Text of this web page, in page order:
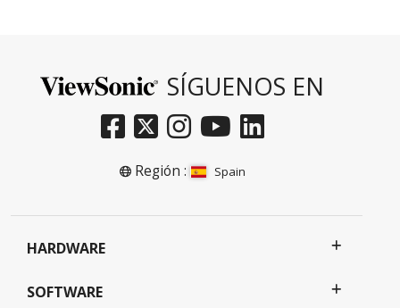
SÍGUENOS EN
Región : Spain
HARDWARE
SOFTWARE